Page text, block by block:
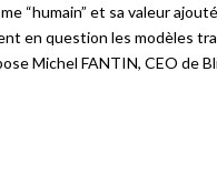
“humain” et sa valeur
en question les modèles
Michel FANTIN, CEO de